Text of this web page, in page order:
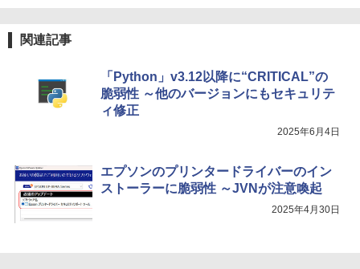
関連記事
「Python」v3.12以降に“CRITICAL”の
脆弱性 ～他のバージョンにもセキュリテ
ィ修正
2025年6月4日
エプソンのプリンタードライバーのイン
ストーラーに脆弱性 ～JVNが注意喚起
2025年4月30日